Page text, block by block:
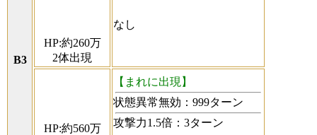
B3
HP:約260万
2体出現
なし
HP:約560万
【まれに出現】
状態異常無効：999ターン
攻撃力1.5倍：3ターン